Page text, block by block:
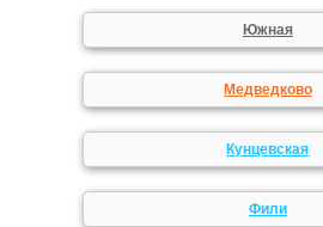
Южная
Медведково
Кунцевская
Фили